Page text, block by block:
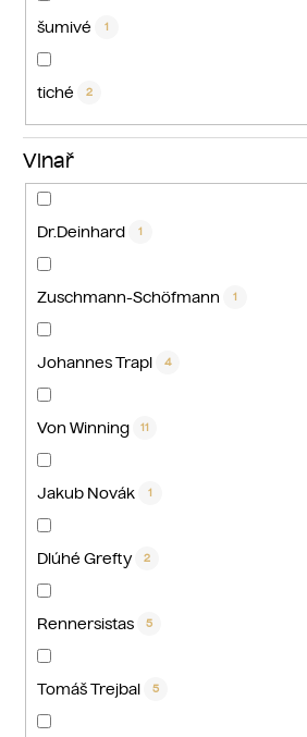
šumivé 1
tiché 2
Vinař
Dr.Deinhard 1
Zuschmann-Schöfmann 1
Johannes Trapl 4
Von Winning 11
Jakub Novák 1
Dlúhé Grefty 2
Rennersistas 5
Tomáš Trejbal 5